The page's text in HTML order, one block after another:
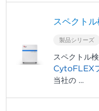
スペクト
製品シリーズ
スペクトル
CytoFLEX
当社の ...